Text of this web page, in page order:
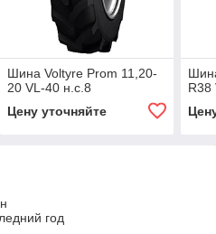
Шина Voltyre Prom 11,20-
20 VL-40 н.с.8
Цену уточняйте
R38
год